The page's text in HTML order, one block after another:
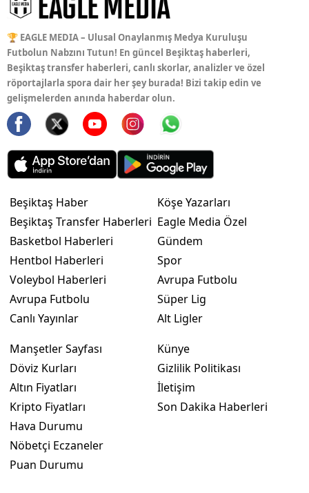
🏆 EAGLE MEDIA – Ulusal Onaylanmış Medya Kuruluşu
Futbolun Nabzını Tutun! En güncel Beşiktaş haberleri,
Beşiktaş transfer haberleri, canlı skorlar, analizler ve özel
röportajlarla spora dair her şey burada! Bizi takip edin ve
gelişmelerden anında haberdar olun.
Beşiktaş Haber
Beşiktaş Transfer Haberleri
Basketbol Haberleri
Hentbol Haberleri
Voleybol Haberleri
Avrupa Futbolu
Canlı Yayınlar
Köşe Yazarları
Eagle Media Özel
Gündem
Spor
Avrupa Futbolu
Süper Lig
Alt Ligler
Manşetler Sayfası
Döviz Kurları
Altın Fiyatları
Kripto Fiyatları
Hava Durumu
Nöbetçi Eczaneler
Puan Durumu
Künye
Gizlilik Politikası
İletişim
Son Dakika Haberleri